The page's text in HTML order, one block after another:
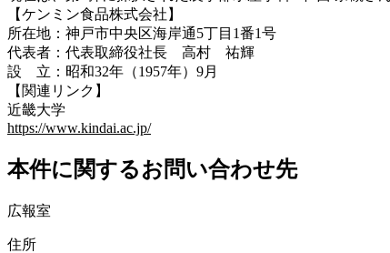
【ケンミン食品株式会社】
所在地：神戸市中央区海岸通5丁目1番1号
代表者：代表取締役社長 高村 祐輝
設 立：昭和32年（1957年）9月
【関連リンク】
近畿大学
https://www.kindai.ac.jp/
本件に関するお問い合わせ先
広報室
住所